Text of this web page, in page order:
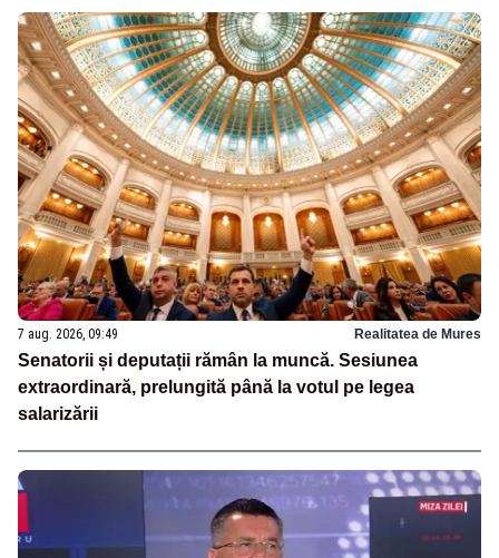
7 aug. 2026, 09:49 Realitatea de Mures
Senatorii și deputații rămân la muncă. Sesiunea
extraordinară, prelungită până la votul pe legea
salarizării